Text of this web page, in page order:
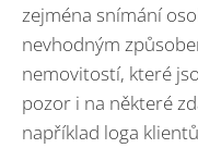
zejména snímání
nevhodným
nemovitostí, které
pozor i na některé
například loga